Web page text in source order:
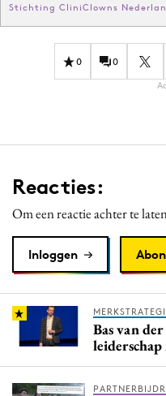
Stichting CliniClowns
0 0
Reacties:
Om een reactie achter te
Inloggen
Bas van